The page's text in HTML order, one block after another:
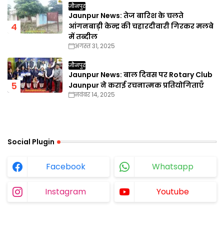
जौनपुर
Jaunpur News: तेज बारिश के चलते
आंगनबाड़ी केन्द्र की चहारदीवारी गिरकर मलबे
में तब्दील
अगस्त 31, 2025
जौनपुर
Jaunpur News: बाल दिवस पर Rotary Club
Jaunpur ने कराई रचनात्मक प्रतियोगिताएँ
नवंबर 14, 2025
Social Plugin
Facebook Whatsapp
Instagram Youtube